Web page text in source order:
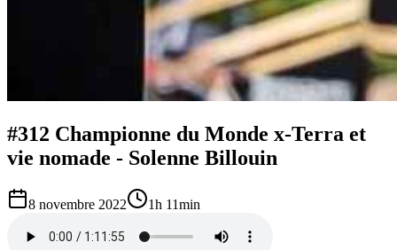
#312 Championne du Monde x-Terra et
vie nomade - Solenne Billouin
8 novembre 2022 1h 11min